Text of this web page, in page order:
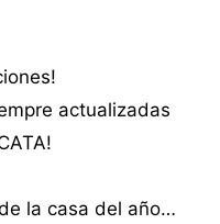
actualizadas
la casa del año…